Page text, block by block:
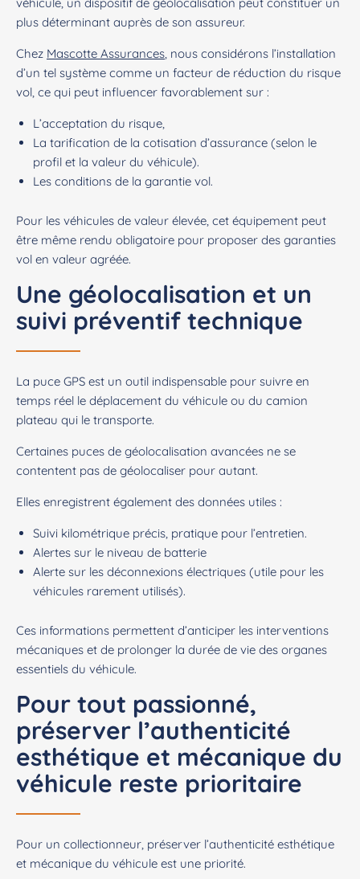
plus déterminant auprès de son assureur.
Chez Mascotte Assurances, nous considérons l’installation
d’un tel système comme un facteur de réduction du risque
vol, ce qui peut influencer favorablement sur :
L’acceptation du risque,
La tarification de la cotisation d’assurance (selon le
profil et la valeur du véhicule).
Les conditions de la garantie vol.
Pour les véhicules de valeur élevée, cet équipement peut
être même rendu obligatoire pour proposer des garanties
vol en valeur agréée.
Une géolocalisation et un
suivi préventif technique
La puce GPS est un outil indispensable pour suivre en
temps réel le déplacement du véhicule ou du camion
plateau qui le transporte.
Certaines puces de géolocalisation avancées ne se
contentent pas de géolocaliser pour autant.
Elles enregistrent également des données utiles :
Suivi kilométrique précis, pratique pour l’entretien.
Alertes sur le niveau de batterie
Alerte sur les déconnexions électriques (utile pour les
véhicules rarement utilisés).
Ces informations permettent d’anticiper les interventions
mécaniques et de prolonger la durée de vie des organes
essentiels du véhicule.
Pour tout passionné,
préserver l’authenticité
esthétique et mécanique du
véhicule reste prioritaire
Pour un collectionneur, préserver l’authenticité esthétique
et mécanique du véhicule est une priorité.